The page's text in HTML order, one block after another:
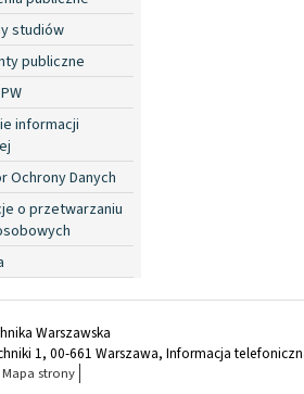
studiów
publiczne
informacji
Ochrony Danych
o przetwarzaniu
Warszawska
1, 00-661 Warszawa, Informacja
Mapa strony